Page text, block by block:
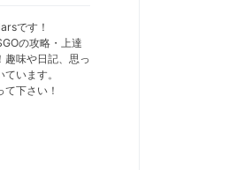
です！
の攻略・上達
趣味や日記、思っ
います。
下さい！